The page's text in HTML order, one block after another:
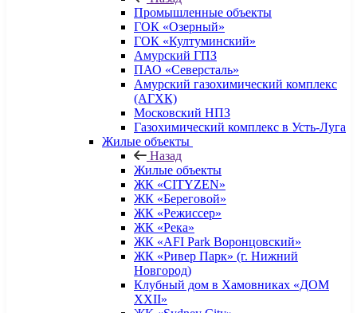
Промышленные объекты
ГОК «Озерный»
ГОК «Култуминский»
Амурский ГПЗ
ПАО «Северсталь»
Амурский газохимический комплекс
(АГХК)
Московский НПЗ
Газохимический комплекс в Усть-Луга
Жилые объекты
Назад
Жилые объекты
ЖК «CITYZEN»
ЖК «Береговой»
ЖК «Режиссер»
ЖК «Река»
ЖК «AFI Park Воронцовский»
ЖК «Ривер Парк» (г. Нижний
Новгород)
Клубный дом в Хамовниках «ДОМ
XXII»